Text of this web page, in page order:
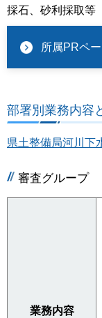
採石、砂利採取等
所属PRペ
部署別業務内容
県土整備局河川下
審査グループ
業務内容